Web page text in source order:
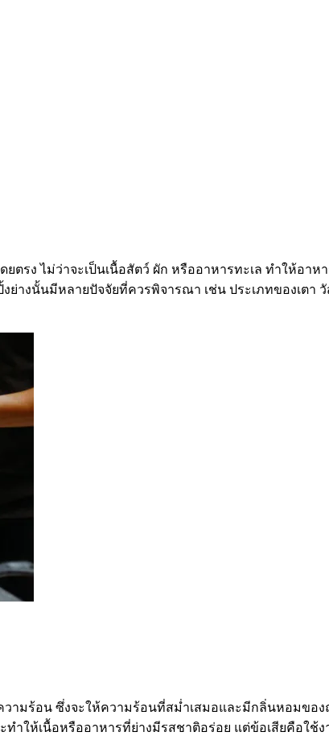
ตรง ไม่ว่าจะเป็นเนื้อสัตว์ ผัก หรืออาหารทะเล ทำให้อา
ย่างนั้นมีหลายปัจจัยที่ควรพิจารณา เช่น ประเภทของเต
วามร้อน ซึ่งจะให้ความร้อนที่สม่ำเสมอและมีกลิ่นหอมขอ
ำให้เนื้อหรืออาหารที่ย่างมีรสชาติอร่อย แต่ข้อเสียคือใ